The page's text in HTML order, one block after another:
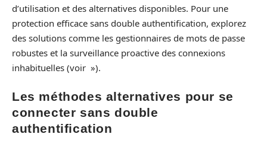
d’utilisation et des alternatives disponibles. Pour une
protection efficace sans double authentification, explorez
des solutions comme les gestionnaires de mots de passe
robustes et la surveillance proactive des connexions
inhabituelles (voir »).
Les méthodes alternatives pour se
connecter sans double
authentification